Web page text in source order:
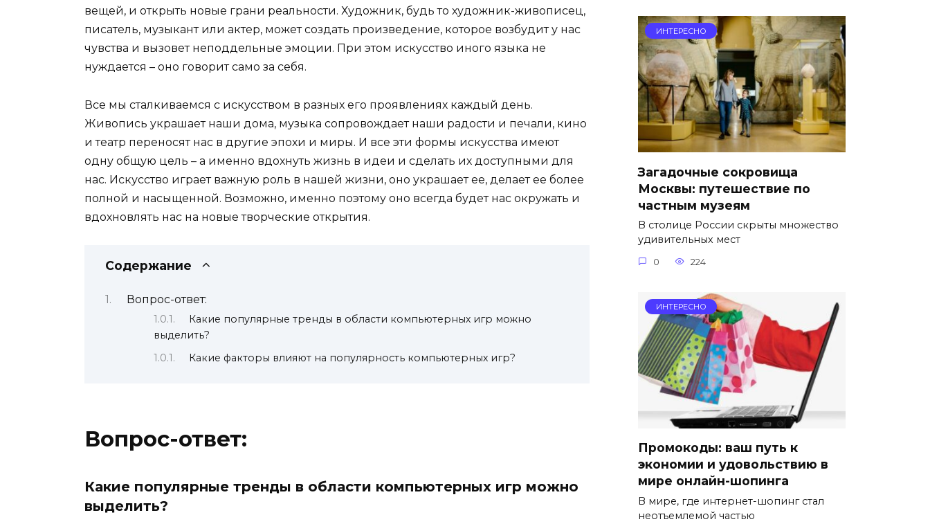
вещей, и открыть новые грани реальности. Художник, будь то художник-живописец,
писатель, музыкант или актер, может создать произведение, которое возбудит у нас
чувства и вызовет неподдельные эмоции. При этом искусство иного языка не
нуждается – оно говорит само за себя.
Все мы сталкиваемся с искусством в разных его проявлениях каждый день.
Живопись украшает наши дома, музыка сопровождает наши радости и печали, кино
и театр переносят нас в другие эпохи и миры. И все эти формы искусства имеют
одну общую цель – а именно вдохнуть жизнь в идеи и сделать их доступными для
нас. Искусство играет важную роль в нашей жизни, оно украшает ее, делает ее более
полной и насыщенной. Возможно, именно поэтому оно всегда будет нас окружать и
вдохновлять нас на новые творческие открытия.
Содержание
Вопрос-ответ:
Какие популярные тренды в области компьютерных игр можно
выделить?
Какие факторы влияют на популярность компьютерных игр?
Вопрос-ответ:
Какие популярные тренды в области компьютерных игр можно
выделить?
ИНТЕРЕСНО
Загадочные сокровища
Москвы: путешествие по
частным музеям
В столице России скрыты множество
удивительных мест
0 224
ИНТЕРЕСНО
Промокоды: ваш путь к
экономии и удовольствию в
мире онлайн-шопинга
В мире, где интернет-шопинг стал
неотъемлемой частью